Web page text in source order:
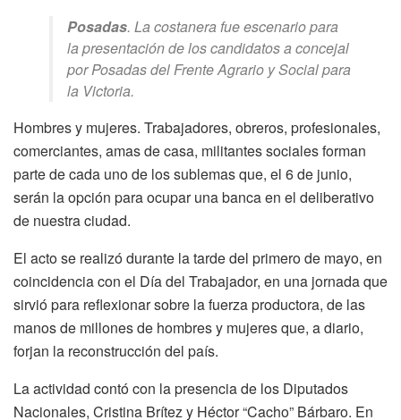
Posadas. La costanera fue escenario para
la presentación de los candidatos a concejal
por Posadas del Frente Agrario y Social para
la Victoria.
Hombres y mujeres. Trabajadores, obreros, profesionales,
comerciantes, amas de casa, militantes sociales forman
parte de cada uno de los sublemas que, el 6 de junio,
serán la opción para ocupar una banca en el deliberativo
de nuestra ciudad.
El acto se realizó durante la tarde del primero de mayo, en
coincidencia con el Día del Trabajador, en una jornada que
sirvió para reflexionar sobre la fuerza productora, de las
manos de millones de hombres y mujeres que, a diario,
forjan la reconstrucción del país.
La actividad contó con la presencia de los Diputados
Nacionales, Cristina Brítez y Héctor “Cacho” Bárbaro. En